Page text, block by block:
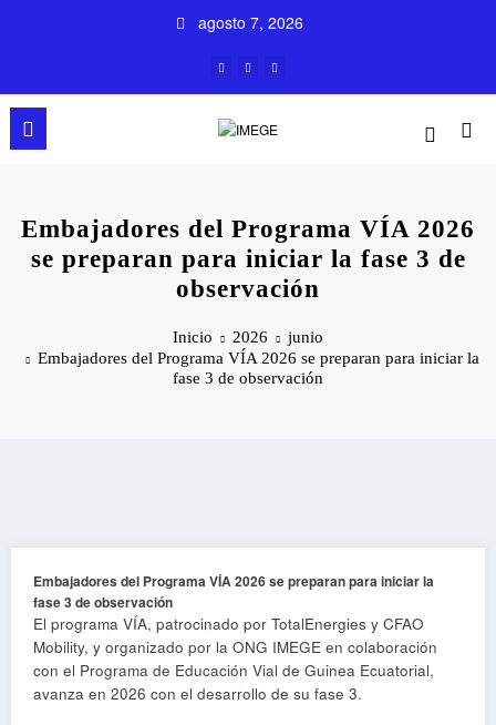
agosto 7, 2026
Embajadores del Programa VÍA 2026
se preparan para iniciar la fase 3 de
observación
Inicio 2026
junio
Embajadores del Programa VÍA 2026 se preparan para iniciar la
fase 3 de observación
Embajadores del Programa VÍA 2026 se preparan para iniciar la
fase 3 de observación
El programa VÍA, patrocinado por TotalEnergies y CFAO
Mobility, y organizado por la ONG IMEGE en colaboración
con el Programa de Educación Vial de Guinea Ecuatorial,
avanza en 2026 con el desarrollo de su fase 3.